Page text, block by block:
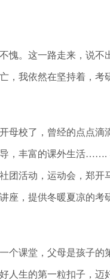
愧。这一路走来，说不
，我依然在坚持着，
母校了，曾经的点点滴
，丰富的课外生活…….
团活动，运动会，郑
座，提供冬暖夏凉的
个课堂，父母是孩子的
人生的第一粒扣子，